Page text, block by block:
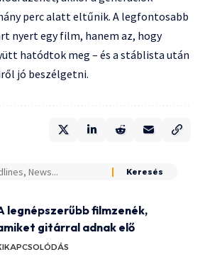
perc alatt eltűnik. A legfontosabb
nyert egy film, hanem az, hogy
hatódtok meg – és a stáblista után
jó beszélgetni.
legnépszerűbb filmzenék,
gitárral adnak elő